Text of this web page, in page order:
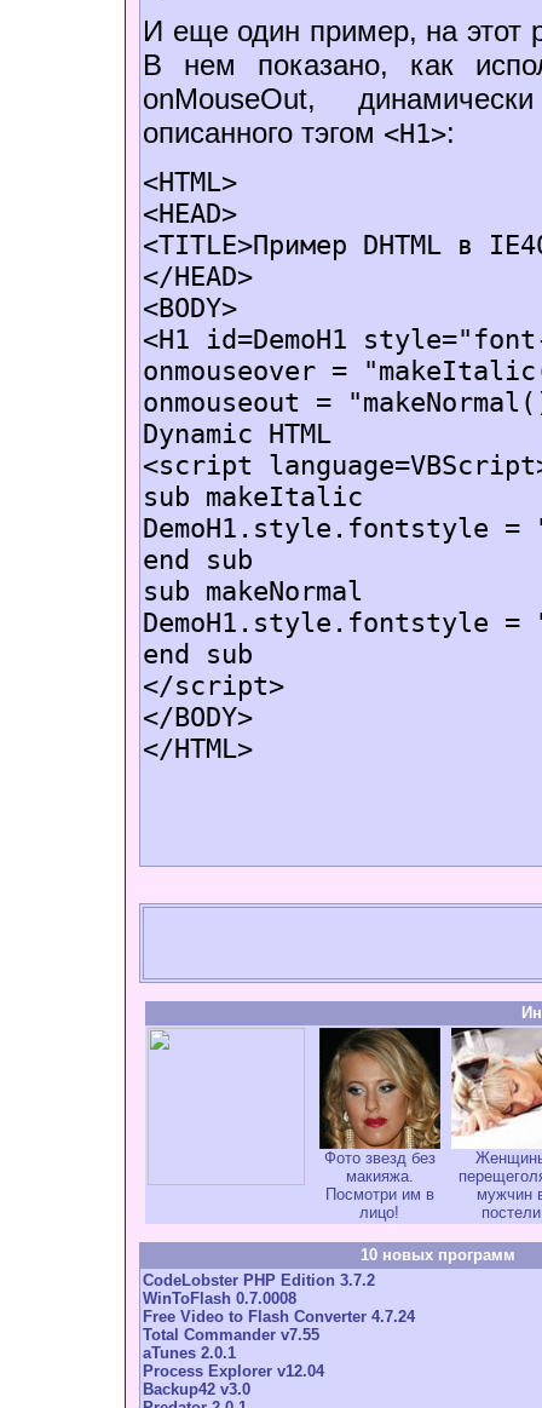
И еще один пример, на этот
В нем показано, как
onMouseOut,
описанного тэгом <H1>:
<HTML>
<HEAD>
<TITLE>Пример DHTML в
</HEAD>
<BODY>
<H1 id=DemoH1
onmouseover =
onmouseout =
Dynamic HTML
<script
sub makeItalic
DemoH1.style.fontstyle
end sub
sub makeNormal
DemoH1.style.fontstyle =
end sub
</script>
</BODY>
</HTML>
Фото звезд без
макияжа.
Посмотри им в
лицо!
мужчин
постели
10 новых программ
CodeLobster PHP Edition 3.7.2
WinToFlash 0.7.0008
Free Video to Flash Converter 4.7.24
Total Commander v7.55
aTunes 2.0.1
Process Explorer v12.04
Backup42 v3.0